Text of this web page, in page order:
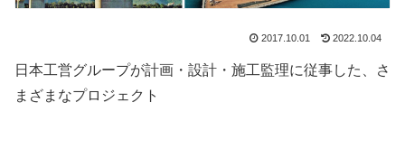
2017.10.01 2022.10.04
日本工営グループが計画・設計・施工監理に従事した、さ
まざまなプロジェクト